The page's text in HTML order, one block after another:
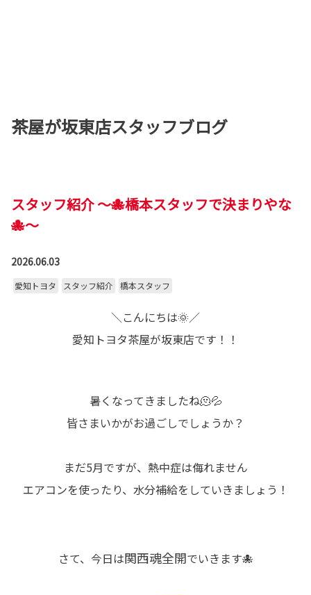
茶屋が坂東店スタッフブログ
スタッフ紹介 ～🐙橋本スタッフで決まりやな
🐙～
2026.06.03
愛知トヨタ スタッフ紹介 橋本スタッフ
＼こんにちは🌞／
愛知トヨタ茶屋が坂東店です！！
暑くなってきましたね🫠💦
皆さまいかがお過ごしでしょうか？
まだ5月ですが、熱中症は侮れません
エアコンを使ったり、水分補給をしていきましょう！
さて、今日は関西魂全開でいきます🐙